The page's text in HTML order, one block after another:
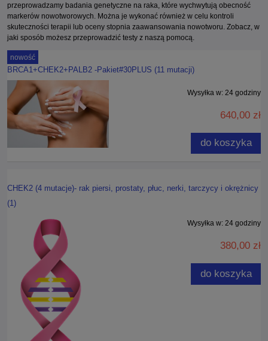
przeprowadzamy badania genetyczne na raka, które wychwytują obecność
markerów nowotworowych. Można je wykonać również w celu kontroli
skuteczności terapii lub oceny stopnia zaawansowania nowotworu. Zobacz, w
jaki sposób możesz przeprowadzić testy z naszą pomocą.
BRCA1+CHEK2+PALB2 -Pakiet#30PLUS (11 mutacji)
Wysyłka w: 24 godziny
640,00 zł
do koszyka
nowość
CHEK2 (4 mutacje)- rak piersi, prostaty, płuc, nerki, tarczycy i okrężnicy
(1)
Wysyłka w: 24 godziny
380,00 zł
do koszyka